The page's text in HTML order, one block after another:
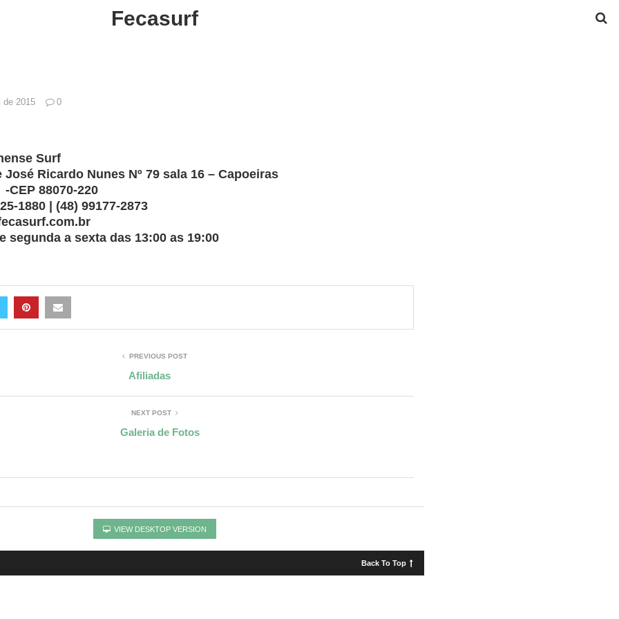
Fecasurf
de 2015 0
Surf
José Ricardo Nunes Nº 79 sala 16 – Capoeiras
CEP 88070-220
1880 | (48) 99177-2873
segunda a sexta das 13:00 as 19:00
PREVIOUS POST
Afiliadas
NEXT POST
Galeria de Fotos
VIEW DESKTOP VERSION
Back To Top